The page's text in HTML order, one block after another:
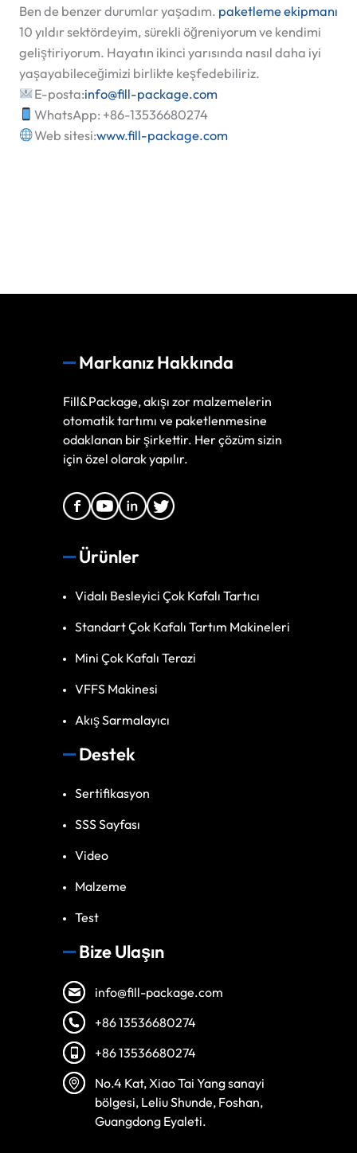
Ben de benzer durumlar yaşadım. paketleme ekipmanı
10 yıldır sektördeyim, sürekli öğreniyorum ve kendimi
geliştiriyorum. Hayatın ikinci yarısında nasıl daha iyi
yaşayabileceğimizi birlikte keşfedebiliriz.
E-posta:info@fill-package.com
WhatsApp: +86-13536680274
Web sitesi:www.fill-package.com
Markanız Hakkında
Fill&Package, akışı zor malzemelerin
otomatik tartımı ve paketlenmesine
odaklanan bir şirkettir. Her çözüm sizin
için özel olarak yapılır.
Ürünler
Vidalı Besleyici Çok Kafalı Tartıcı
Standart Çok Kafalı Tartım Makineleri
Mini Çok Kafalı Terazi
VFFS Makinesi
Akış Sarmalayıcı
Destek
Sertifikasyon
SSS Sayfası
Video
Malzeme
Test
Bize Ulaşın
info@fill-package.com
+86 13536680274
+86 13536680274
No.4 Kat, Xiao Tai Yang sanayi
bölgesi, Leliu Shunde, Foshan,
Guangdong Eyaleti.
Vietnamese